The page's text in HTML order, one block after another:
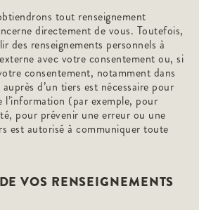
tout renseignement
directement de vous. Toutefois,
des renseignements personnels à
avec votre consentement ou, si
consentement, notamment dans
d’un tiers est nécessaire pour
l’information (par exemple, pour
pour prévenir une erreur ou une
est autorisé à communiquer toute
VOS RENSEIGNEMENTS